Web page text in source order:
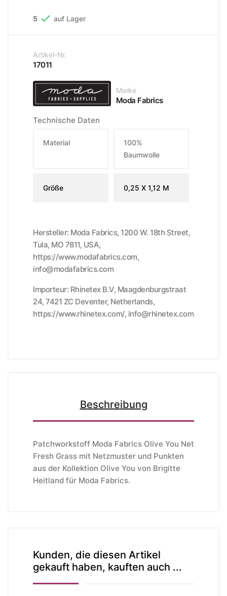
5  auf Lager
Artikel-Nr.
17011
Marke
Moda Fabrics
Technische Daten
Material
100%
Baumwolle
Größe 0,25 X 1,12 M
Hersteller: Moda Fabrics, 1200 W. 18th Street,
Tula, MO 7811, USA,
https://www.modafabrics.com,
info@modafabrics.com
Importeur: Rhinetex B.V, Maagdenburgstraat
24, 7421 ZC Deventer, Netherlands,
https://www.rhinetex.com/, info@rhinetex.com
Beschreibung
Patchworkstoff Moda Fabrics Olive You Net
Fresh Grass mit Netzmuster und Punkten
aus der Kollektion Olive You von Brigitte
Heitland für Moda Fabrics.
Kunden, die diesen Artikel
gekauft haben, kauften auch ...